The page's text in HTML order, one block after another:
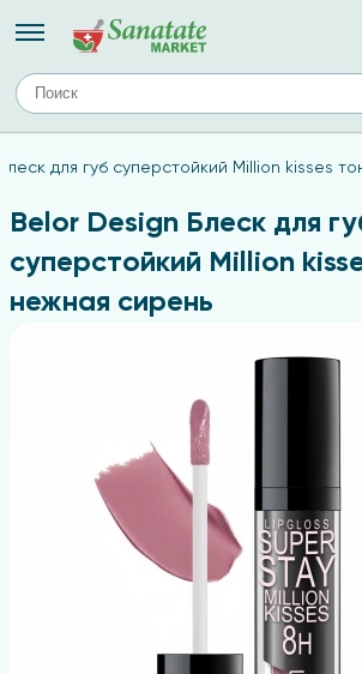
лица
Назад
ТИПЫ КОЖИ
Средства для
Средства для
Средства для жирной
для губ суперстойкий Million kisses
Belor Design Блеск для
суперстойкий Million
нежная сирень